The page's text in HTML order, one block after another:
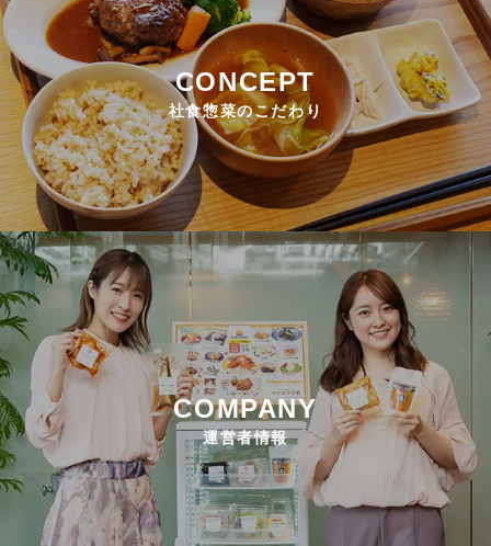
CONCEPT
社食惣菜のこだわり
COMPANY
運営者情報